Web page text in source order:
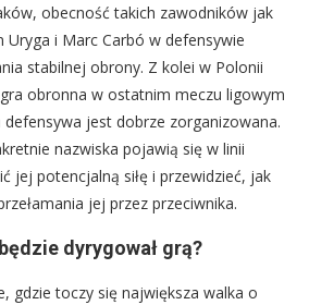
obecność takich zawodników jak
Uryga i Marc Carbó w defensywie
stabilnej obrony. Z kolei w Polonii
obronna w ostatnim meczu ligowym
jest dobrze zorganizowana.
nazwiska pojawią się w linii
jej potencjalną siłę i przewidzieć, jak
jej przez przeciwnika.
dyrygował grą?
gdzie toczy się największa walka o